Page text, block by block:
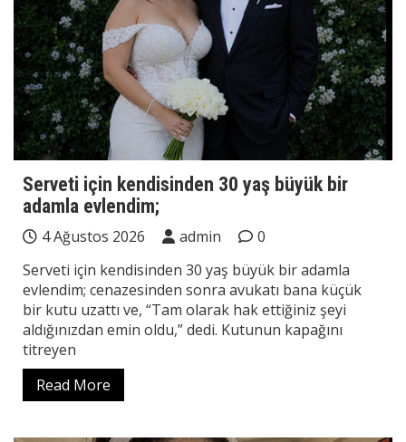
Serveti için kendisinden 30 yaş büyük bir
adamla evlendim;
4 Ağustos 2026 admin
0
Serveti için kendisinden 30 yaş büyük bir adamla
evlendim; cenazesinden sonra avukatı bana küçük
bir kutu uzattı ve, “Tam olarak hak ettiğiniz şeyi
aldığınızdan emin oldu,” dedi. Kutunun kapağını
titreyen
Read More